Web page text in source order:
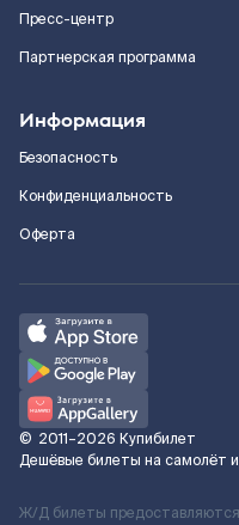
Пресс-центр
Партнерская программа
Информация
Безопасность
Конфиденциальность
Оферта
© 2011–2026 Купибилет
Дешёвые билеты на самолёт и
Ж/Д билеты